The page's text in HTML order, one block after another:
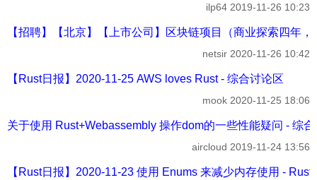
ilp64 2019-11-26 10:23
【招聘】【北京】【上市公司】区块链项目（商业探索四年
netsir 2020-11-26 10:42
【Rust日报】2020-11-25 AWS loves Rust - 综合讨论区
mook 2020-11-25 18:06
关于使用 Rust+Webassembly 操作dom的一些性能疑问 - 综
aircloud 2019-11-24 13:56
【Rust日报】2020-11-23 使用 Enums 来减少内存使用 - Rust